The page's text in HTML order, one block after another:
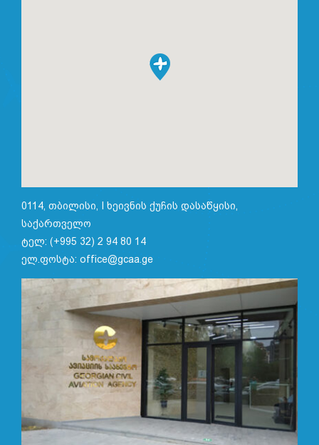
0114, თბილისი, I ხეივნის ქუჩის დასაწყისი,
საქართველო
ტელ: (+995 32) 2 94 80 14
ელ.ფოსტა: office@gcaa.ge